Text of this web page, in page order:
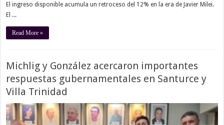
El ingreso disponible acumula un retroceso del 12% en la era de Javier Milei.
El ...
Read More »
Michlig y González acercaron importantes
respuestas gubernamentales en Santurce y
Villa Trinidad